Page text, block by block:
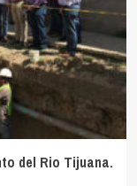
del Rio Tijuana.